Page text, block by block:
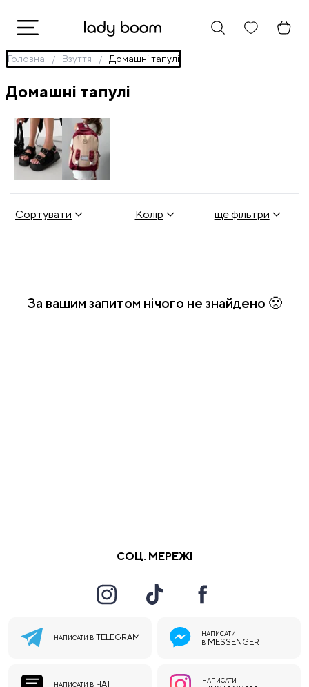
Головна Взуття Домашні тапулі
Домашні тапулі
Сортувати Колір ще фільтри
За вашим запитом нічого не знайдено 🙁
СОЦ. МЕРЕЖІ
НАПИСАТИ В TELEGRAM
НАПИСАТИ
В MESSENGER
НАПИСАТИ В ЧАТ
НАПИСАТИ